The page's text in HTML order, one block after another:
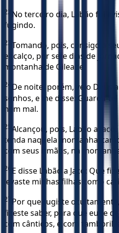
22 No terceiro dia, Labão foi
fugindo.
23 Tomando, pois, consigo a
encalço, por sete dias de
montanha de Gileade.
24 De noite, porém, veio Deus
sonhos, e lhe disse: Guarda-te,
nem mal.
25 Alcançou, pois, Labão a
tenda naquela montanha;
com seus irmãos, na
26 E disse Labão a Jacó: Que
levaste minhas filhas como
27 Por que fugiste
fizeste saber, para que eu te
com cânticos, e com tamboril,